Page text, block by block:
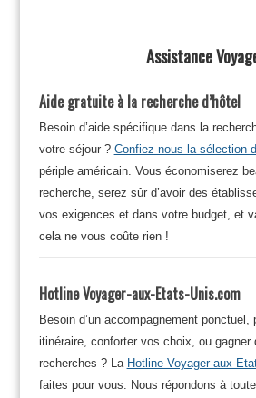
Assistance
Aide gratuite à la recherche d’hôtel
Besoin d’aide spécifique dans la
votre séjour ? Confiez-nous la sélection
périple américain. Vous économiserez
recherche, serez sûr d’avoir des
vos exigences et dans votre budget, et
cela ne vous coûte rien !
Hotline Voyager-aux-Etats-Unis.com
Besoin d’un accompagnement ponctuel,
itinéraire, conforter vos choix, ou gagner
recherches ? La Hotline Voyager-aux-
faites pour vous. Nous répondons à